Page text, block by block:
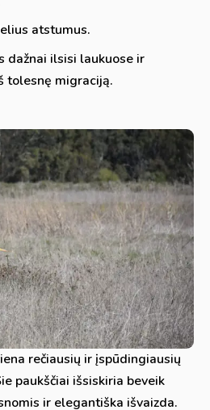
atstumus.
dažnai ilsisi laukuose ir
tolesnę migraciją.
rečiausių ir įspūdingiausių
paukščiai išsiskiria beveik
ir elegantiška išvaizda.